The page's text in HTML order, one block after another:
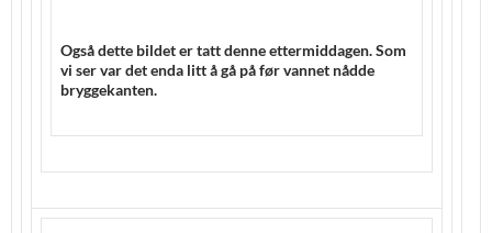
Også dette bildet er tatt denne ettermiddagen. Som
vi ser var det enda litt å gå på før vannet nådde
bryggekanten.